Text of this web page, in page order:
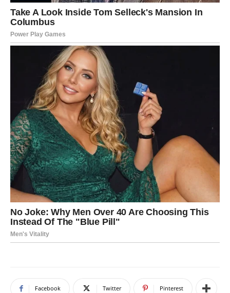
Facebook Twitter Pinterest